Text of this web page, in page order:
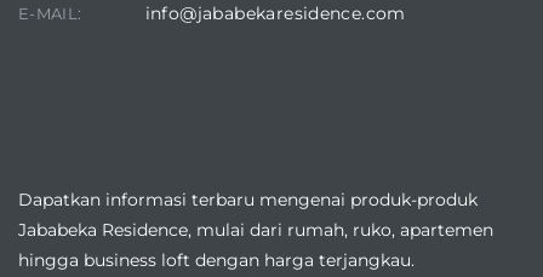
E-MAIL: info@jababekaresidence.com
Dapatkan informasi terbaru mengenai produk-produk
Jababeka Residence, mulai dari rumah, ruko, apartemen
hingga business loft dengan harga terjangkau.